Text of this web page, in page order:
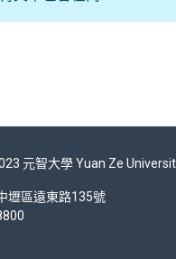
元智大學 Yuan Ze
壢區遠東路135號